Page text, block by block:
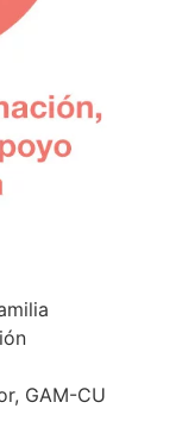
GAM-CU